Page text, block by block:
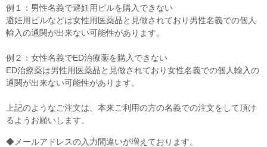
例１：男性名義で避妊用ピルを購入できない
避妊用ピルなどは女性用医薬品と見做されており男性名義での個人
輸入の通関が出来ない可能性があります。
例２：女性名義でED治療薬を購入できない
ED治療薬は男性用医薬品と見做されており女性名義での個人輸入の
通関が出来ない可能性があります。
上記のようなご注文は、本来ご利用の方の名義での注文をして頂け
るようお願いします。
◆メールアドレスの入力間違いが増えております。